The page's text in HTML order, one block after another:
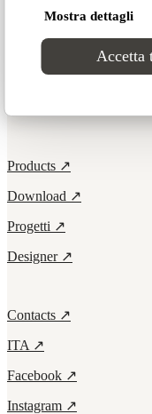
Mostra dettagli
Accetta
Iconic
Seating
Products ↗
Download ↗
Progetti ↗
Designer ↗
Contacts ↗
ITA ↗
Facebook ↗
Instagram ↗